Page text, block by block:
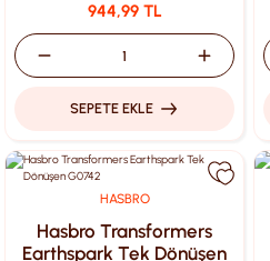
944,99 TL
SEPETE EKLE
HASBRO
Hasbro Transformers
Earthspark Tek Dönüşen